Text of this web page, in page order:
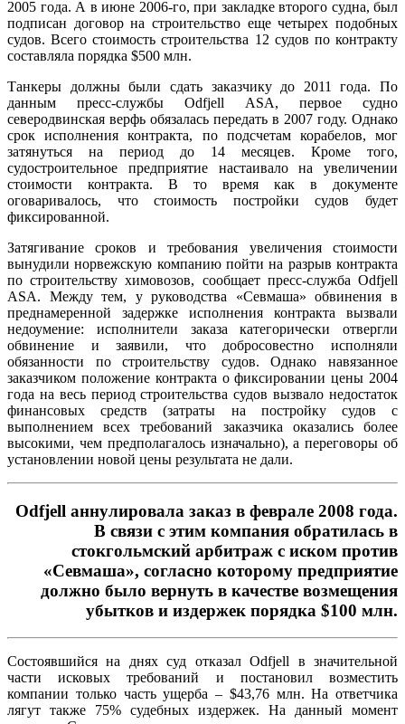
2005 года. А в июне 2006-го, при закладке второго судна, был
подписан договор на строительство еще четырех подобных
судов. Всего стоимость строительства 12 судов по контракту
составляла порядка $500 млн.
Танкеры должны были сдать заказчику до 2011 года. По
данным пресс-службы Odfjell ASA, первое судно
северодвинская верфь обязалась передать в 2007 году. Однако
срок исполнения контракта, по подсчетам корабелов, мог
затянуться на период до 14 месяцев. Кроме того,
судостроительное предприятие настаивало на увеличении
стоимости контракта. В то время как в документе
оговаривалось, что стоимость постройки судов будет
фиксированной.
Затягивание сроков и требования увеличения стоимости
вынудили норвежскую компанию пойти на разрыв контракта
по строительству химовозов, сообщает пресс-служба Odfjell
ASA. Между тем, у руководства «Севмаша» обвинения в
преднамеренной задержке исполнения контракта вызвали
недоумение: исполнители заказа категорически отвергли
обвинение и заявили, что добросовестно исполняли
обязанности по строительству судов. Однако навязанное
заказчиком положение контракта о фиксировании цены 2004
года на весь период строительства судов вызвало недостаток
финансовых средств (затраты на постройку судов с
выполнением всех требований заказчика оказались более
высокими, чем предполагалось изначально), а переговоры об
установлении новой цены результата не дали.
Odfjell аннулировала заказ в феврале 2008 года.
В связи с этим компания обратилась в
стокгольмский арбитраж с иском против
«Севмаша», согласно которому предприятие
должно было вернуть в качестве возмещения
убытков и издержек порядка $100 млн.
Состоявшийся на днях суд отказал Odfjell в значительной
части исковых требований и постановил возместить
компании только часть ущерба – $43,76 млн. На ответчика
лягут также 75% судебных издержек. На данный момент